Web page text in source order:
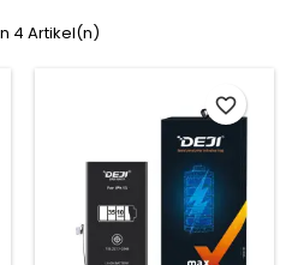
4 Artikel(n)
favorite_border